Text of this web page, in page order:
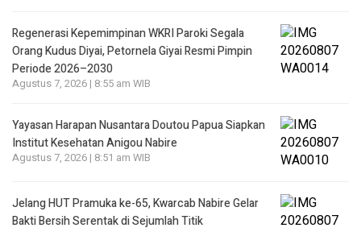
Regenerasi Kepemimpinan WKRI Paroki Segala
Orang Kudus Diyai, Petornela Giyai Resmi Pimpin
Periode 2026–2030
Agustus 7, 2026 | 8:55 am WIB
Yayasan Harapan Nusantara Doutou Papua Siapkan
Institut Kesehatan Anigou Nabire
Agustus 7, 2026 | 8:51 am WIB
Jelang HUT Pramuka ke-65, Kwarcab Nabire Gelar
Bakti Bersih Serentak di Sejumlah Titik